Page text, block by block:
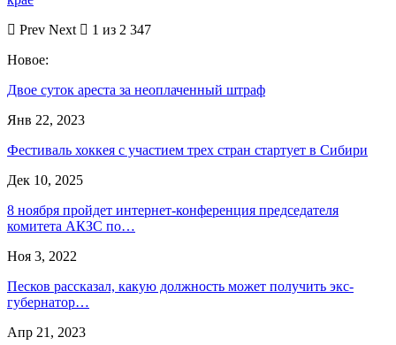
Prev Next
1 из 2 347
Новое:
Двое суток ареста за неоплаченный штраф
Янв 22, 2023
Фестиваль хоккея с участием трех стран стартует в Сибири
Дек 10, 2025
8 ноября пройдет интернет-конференция председателя
комитета АКЗС по…
Ноя 3, 2022
Песков рассказал, какую должность может получить экс-
губернатор…
Апр 21, 2023